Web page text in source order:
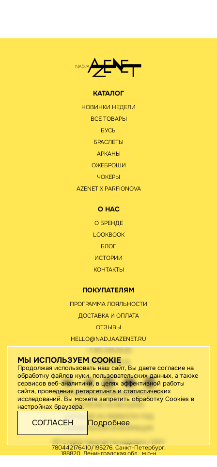
МЫ ИСПОЛЬЗУЕМ COOKIE
Продолжая использовать наш сайт, Вы даете согласие на
обработку файлов куки, пользовательских данных, а также
сервисов веб-аналитики, в целях эффективной работы
сайта, проведения ретаргетинга и статистических
исследований. Вы можете запретить обработку Cookies в
настройках браузера.
СОГЛАСЕН Подробнее
КАТАЛОГ
НОВИНКИ НЕДЕЛИ
ВСЕ ТОВАРЫ
БУСЫ
БРАСЛЕТЫ
АРКАНЫ
ОЖЕБРОШИ
ЧОКЕРЫ
AZENET Х PARFIONOVA
О НАС
О БРЕНДЕ
LOOKBOOK
БЛОГ
ИСТОРИИ
КОНТАКТЫ
ПОКУПАТЕЛЯМ
ПРОГРАММА ЛОЯЛЬНОСТИ
ДОСТАВКА И ОПЛАТА
ОТЗЫВЫ
HELLO@NADJAAZENET.RU
+7 812 209 93 63
+7 495 651 61 91
ПОЛИТИКА КОНФИДЕНЦИАЛЬНОСТИ
СОГЛАСИЕ НА РАССЫЛКУ
ЮРИДИЧЕСКАЯ ИНФОРМАЦИЯ
ИП Старов Николай Геннадьевич / ИНН
780442176410/195276, Санкт-Петербург,
188820, Ленинградская обл., м.р-н